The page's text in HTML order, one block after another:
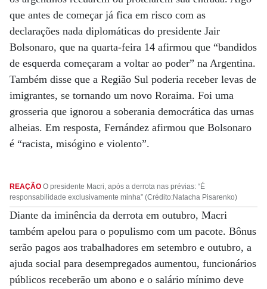
que antes de começar já fica em risco com as
declarações nada diplomáticas do presidente Jair
Bolsonaro, que na quarta-feira 14 afirmou que “bandidos
de esquerda começaram a voltar ao poder” na Argentina.
Também disse que a Região Sul poderia receber levas de
imigrantes, se tornando um novo Roraima. Foi uma
grosseria que ignorou a soberania democrática das urnas
alheias. Em resposta, Fernández afirmou que Bolsonaro
é “racista, misógino e violento”.
REAÇÃO O presidente Macri, após a derrota nas prévias: “É
responsabilidade exclusivamente minha” (Crédito:Natacha Pisarenko)
Diante da iminência da derrota em outubro, Macri
também apelou para o populismo com um pacote. Bônus
serão pagos aos trabalhadores em setembro e outubro, a
ajuda social para desempregados aumentou, funcionários
públicos receberão um abono e o salário mínimo deve